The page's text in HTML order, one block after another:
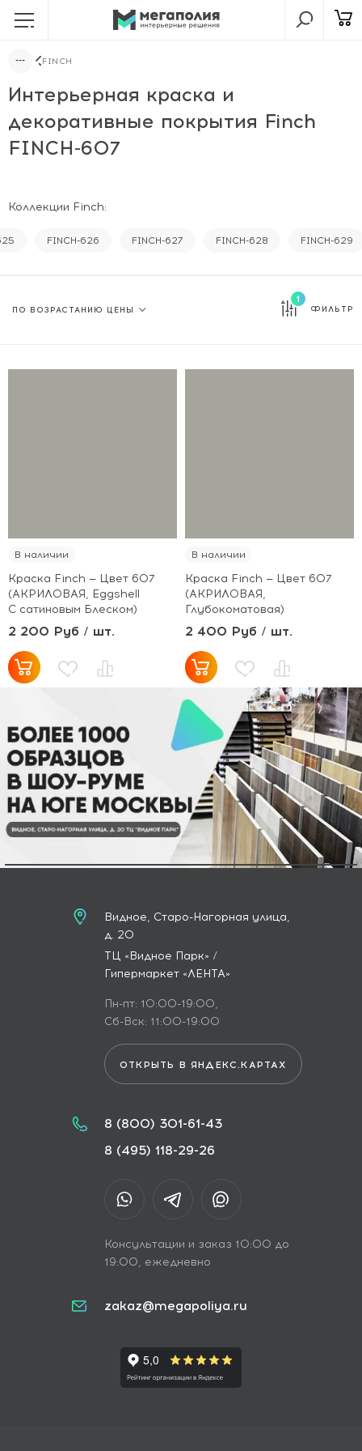
FINCH
Интерьерная краска и
декоративные покрытия Finch
FINCH-607
Коллекции Finch:
FINCH-626 FINCH-627 FINCH-628 FINCH-629
1
ФИЛЬТР
В наличии
Краска Finch — Цвет 607
(АКРИЛОВАЯ, Eggshell
С сатиновым Блеском)
2 200 Руб / шт.
В наличии
Краска Finch — Цвет 607
(АКРИЛОВАЯ,
Глубокоматовая)
2 400 Руб / шт.
Видное, Старо-Нагорная улица,
д. 20
ТЦ «Видное Парк» /
Гипермаркет «ЛЕНТА»
Пн-пт: 10:00-19:00,
Сб-Вск: 11:00-19:00
ОТКРЫТЬ В ЯНДЕКС.КАРТАХ
8 (800) 301-61-43
8 (495) 118-29-26
Консультации и заказ 10:00 до
19:00, ежедневно
zakaz@megapoliya.ru